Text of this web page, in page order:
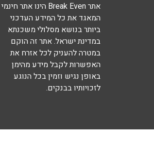
אתר Break Even הינו אתר חינמי
המאגד את כל המידע העדכני
ביותר בנושא מסלולי משכנתא
במדינת ישראל. אתר זה הוקם
במטרה להעניק לכל אזרח את
האפשרות לקבל מידע מהימן
באופן נגיש וזמין בכל הנוגע
לזכויותיו בבנקים.